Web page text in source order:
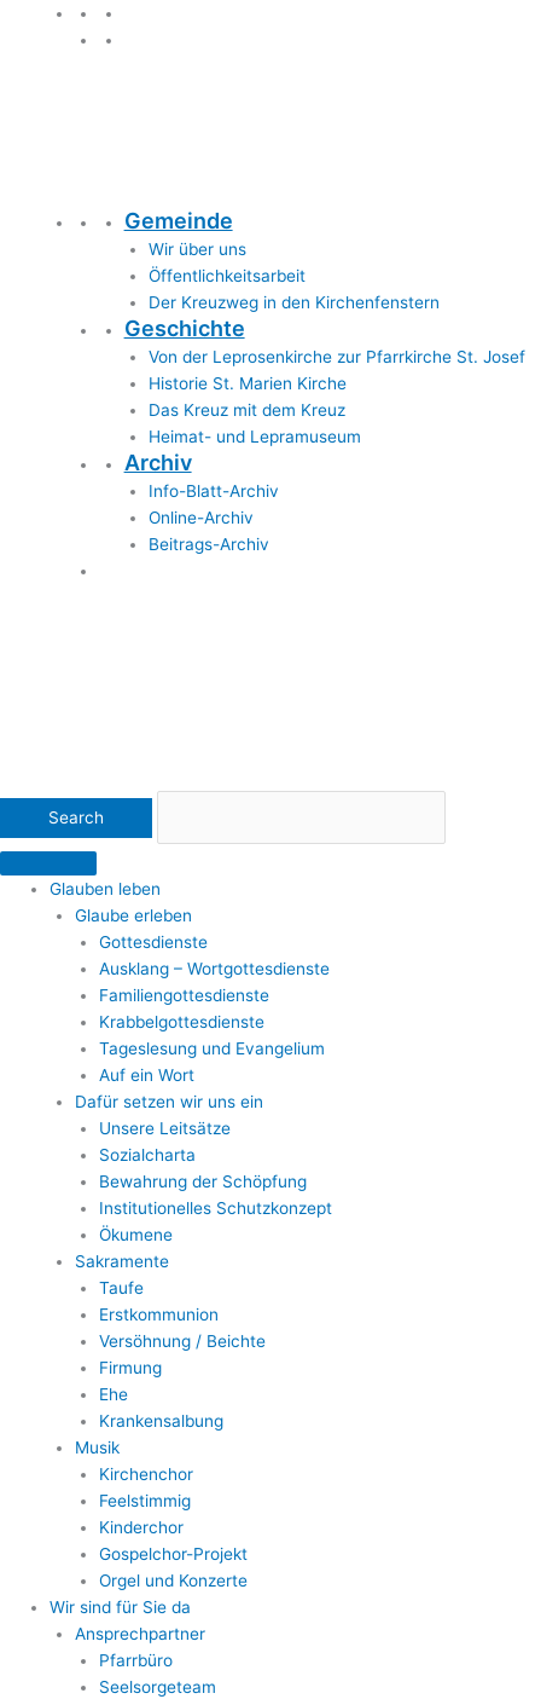
Gemeinde
Wir über uns
Öffentlichkeitsarbeit
Der Kreuzweg in den Kirchenfenstern
Geschichte
Von der Leprosenkirche zur Pfarrkirche St. Josef
Historie St. Marien Kirche
Das Kreuz mit dem Kreuz
Heimat- und Lepramuseum
Archiv
Info-Blatt-Archiv
Online-Archiv
Beitrags-Archiv
Glauben leben
Glaube erleben
Gottesdienste
Ausklang – Wortgottesdienste
Familiengottesdienste
Krabbelgottesdienste
Tageslesung und Evangelium
Auf ein Wort
Dafür setzen wir uns ein
Unsere Leitsätze
Sozialcharta
Bewahrung der Schöpfung
Institutionelles Schutzkonzept
Ökumene
Sakramente
Taufe
Erstkommunion
Versöhnung / Beichte
Firmung
Ehe
Krankensalbung
Musik
Kirchenchor
Feelstimmig
Kinderchor
Gospelchor-Projekt
Orgel und Konzerte
Wir sind für Sie da
Ansprechpartner
Pfarrbüro
Seelsorgeteam